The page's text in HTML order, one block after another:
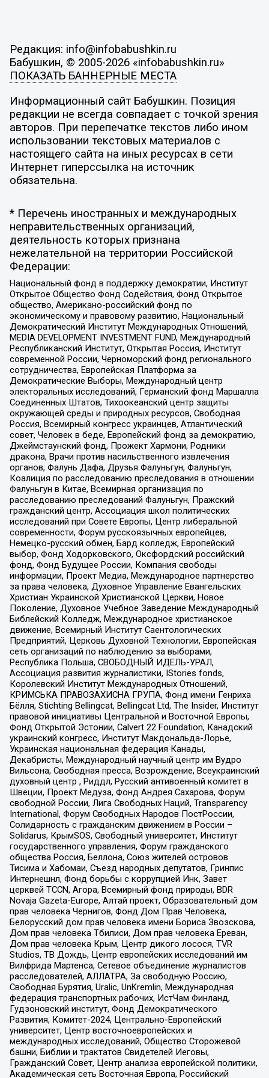
Редакция: info@infobabushkin.ru
Бабушкин, © 2005-2026 «infobabushkin.ru»
ПОКАЗАТЬ БАННЕРНЫЕ МЕСТА
Информационный сайт Бабушкин. Позиция
редакции не всегда совпадает с точкой зрения
авторов. При перепечатке текстов либо ином
использовании текстовых материалов с
настоящего сайта на иных ресурсах в сети
Интернет гиперссылка на источник
обязательна.
* Перечень иностранных и международных
неправительственных организаций,
деятельность которых признана
нежелательной на территории Российской
Федерации:
Национальный фонд в поддержку демократии, Институт
Открытое Общество Фонд Содействия, Фонд Открытое
общество, Американо-российский фонд по
экономическому и правовому развитию, Национальный
Демократический Институт Международных Отношений,
MEDIA DEVELOPMENT INVESTMENT FUND, Международный
Республиканский Институт, Открытая Россия, Институт
современной России, Черноморский фонд регионального
сотрудничества, Европейская Платформа за
Демократические Выборы, Международный центр
электоральных исследований, Германский фонд Маршалла
Соединенных Штатов, Тихоокеанский центр защиты
окружающей среды и природных ресурсов, Свободная
Россия, Всемирный конгресс украинцев, Атлантический
совет, Человек в беде, Европейский фонд за демократию,
Джеймстаунский фонд, Прожект Хармони, Родники
дракона, Врачи против насильственного извлечения
органов, Фалунь Дафа, Друзья Фалуньгун, Фалуньгун,
Коалиция по расследованию преследования в отношении
Фалуньгун в Китае, Всемирная организация по
расследованию преследований Фалуньгун, Пражский
гражданский центр, Ассоциация школ политических
исследований при Совете Европы, Центр либеральной
современности, Форум русскоязычных европейцев,
Немецко-русский обмен, Бард колледж, Европейский
выбор, Фонд Ходорковского, Оксфордский российский
фонд, Фонд Будущее России, Компания свободы
информации, Проект Медиа, Международное партнерство
за права человека, Духовное Управление Евангельских
Христиан Украинской Христианской Церкви, Новое
Поколение, Духовное Учебное Заведение Международный
Библейский Колледж, Международное христианское
движение, Всемирный Институт Саентологических
Предприятий, Церковь Духовной Технологии, Европейская
сеть организаций по наблюдению за выборами,
Республика Польша, СВОБОДНЫЙ ИДЕЛЬ-УРАЛ,
Ассоциация развития журналистики, IStories fonds,
Королевский Институт Международных Отношений,
КРИМСЬКА ПРАВОЗАХИСНА ГРУПА, Фонд имени Генриха
Бёлля, Stichting Bellingcat, Bellingcat Ltd, The Insider, Институт
правовой инициативы Центральной и Восточной Европы,
Фонд Открытой Эстонии, Calvert 22 Foundation, Канадский
украинский конгресс, Институт Макдональда-Лорье,
Украинская национальная федерация Канады,
Декабристы, Международный научный центр им Вудро
Вильсона, Свободная пресса, Возрождение, Всеукраинский
духовный центр , Риддл, Русский антивоенный комитет в
Швеции, Проект Медуза, Фонд Андрея Сахарова, Форум
свободной России, Лига Свободных Наций, Transparеncy
International, Форум Свободных Народов ПостРоссии,
Солидарность с гражданским движением в России –
Solidarus, КрымSOS, Свободный университет, Институт
государственного управления, Форум гражданского
общества Россия, Беллона, Союз жителей островов
Тисима и Хабомаи, Съезд народных депутатов, Гринпис
Интернешнл, Фонд борьбы с коррупцией Инк, Завет
церквей TCCN, Агора, Всемирный фонд природы, BDR
Novaja Gazeta-Europe, Алтай проект, Образовательный дом
прав человека Чернигов, Фонд Дом Прав Человека,
Белорусский дом прав человека имени Бориса Звозскова,
Дом прав человека Тбилиси, Дом прав человека Ереван,
Дом прав человека Крым, Центр дикого лосося, TVR
Studios, ТВ Дождь, Центр европейских исследований им
Вилфрида Мартенса, Сетевое объединение журналистов
расследователей, АЛЛАТРА, За свободную Россию,
Свободная Бурятия, Uralic, UnKremlin, Международная
федерация транспортных рабочих, ИстЧам Финланд,
Гудзоновский институт, Фонд Демократического
Развития, Комитет-2024, Центрально-Европейский
университет, Центр восточноевропейских и
международных исследований, Общество Сторожевой
башни, Библии и трактатов Свидетелей Иеговы,
Гражданский Совет, Центр анализа европейской политики,
Академическая сеть Восточная Европа, Российский